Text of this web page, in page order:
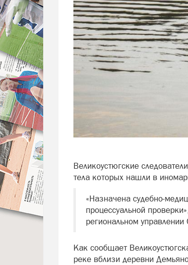
Великоустюгские
тела которых нашли в
«Назначена судебно-
процессуальной
региональном управлении
Как сообщает
реке вблизи деревни